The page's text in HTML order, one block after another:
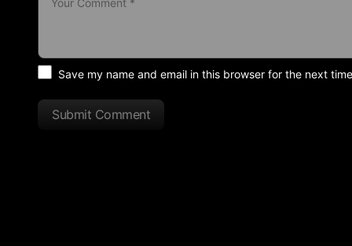
Save my name and email in this browser for the next
Submit Comment